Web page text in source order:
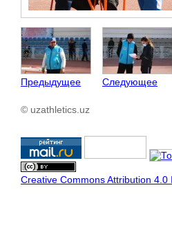
Предыдущее Следующее
© uzathletics.uz
Creative Commons Attribution 4.0